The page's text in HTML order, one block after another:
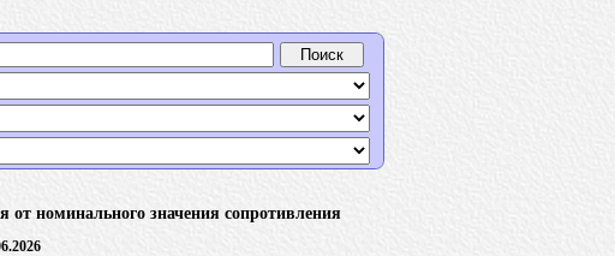
номинального значения сопротивления